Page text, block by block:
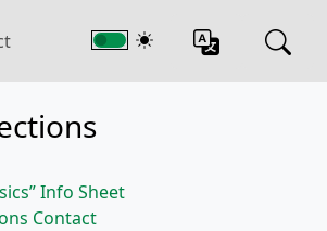
Info Sheet
Contact